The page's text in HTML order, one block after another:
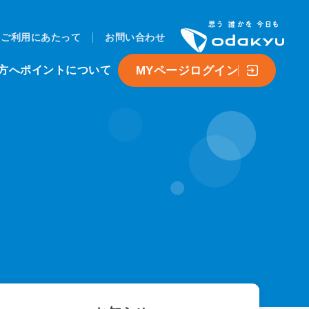
へポイントについて MYページログイン
ご利用にあたって お問い合わせ